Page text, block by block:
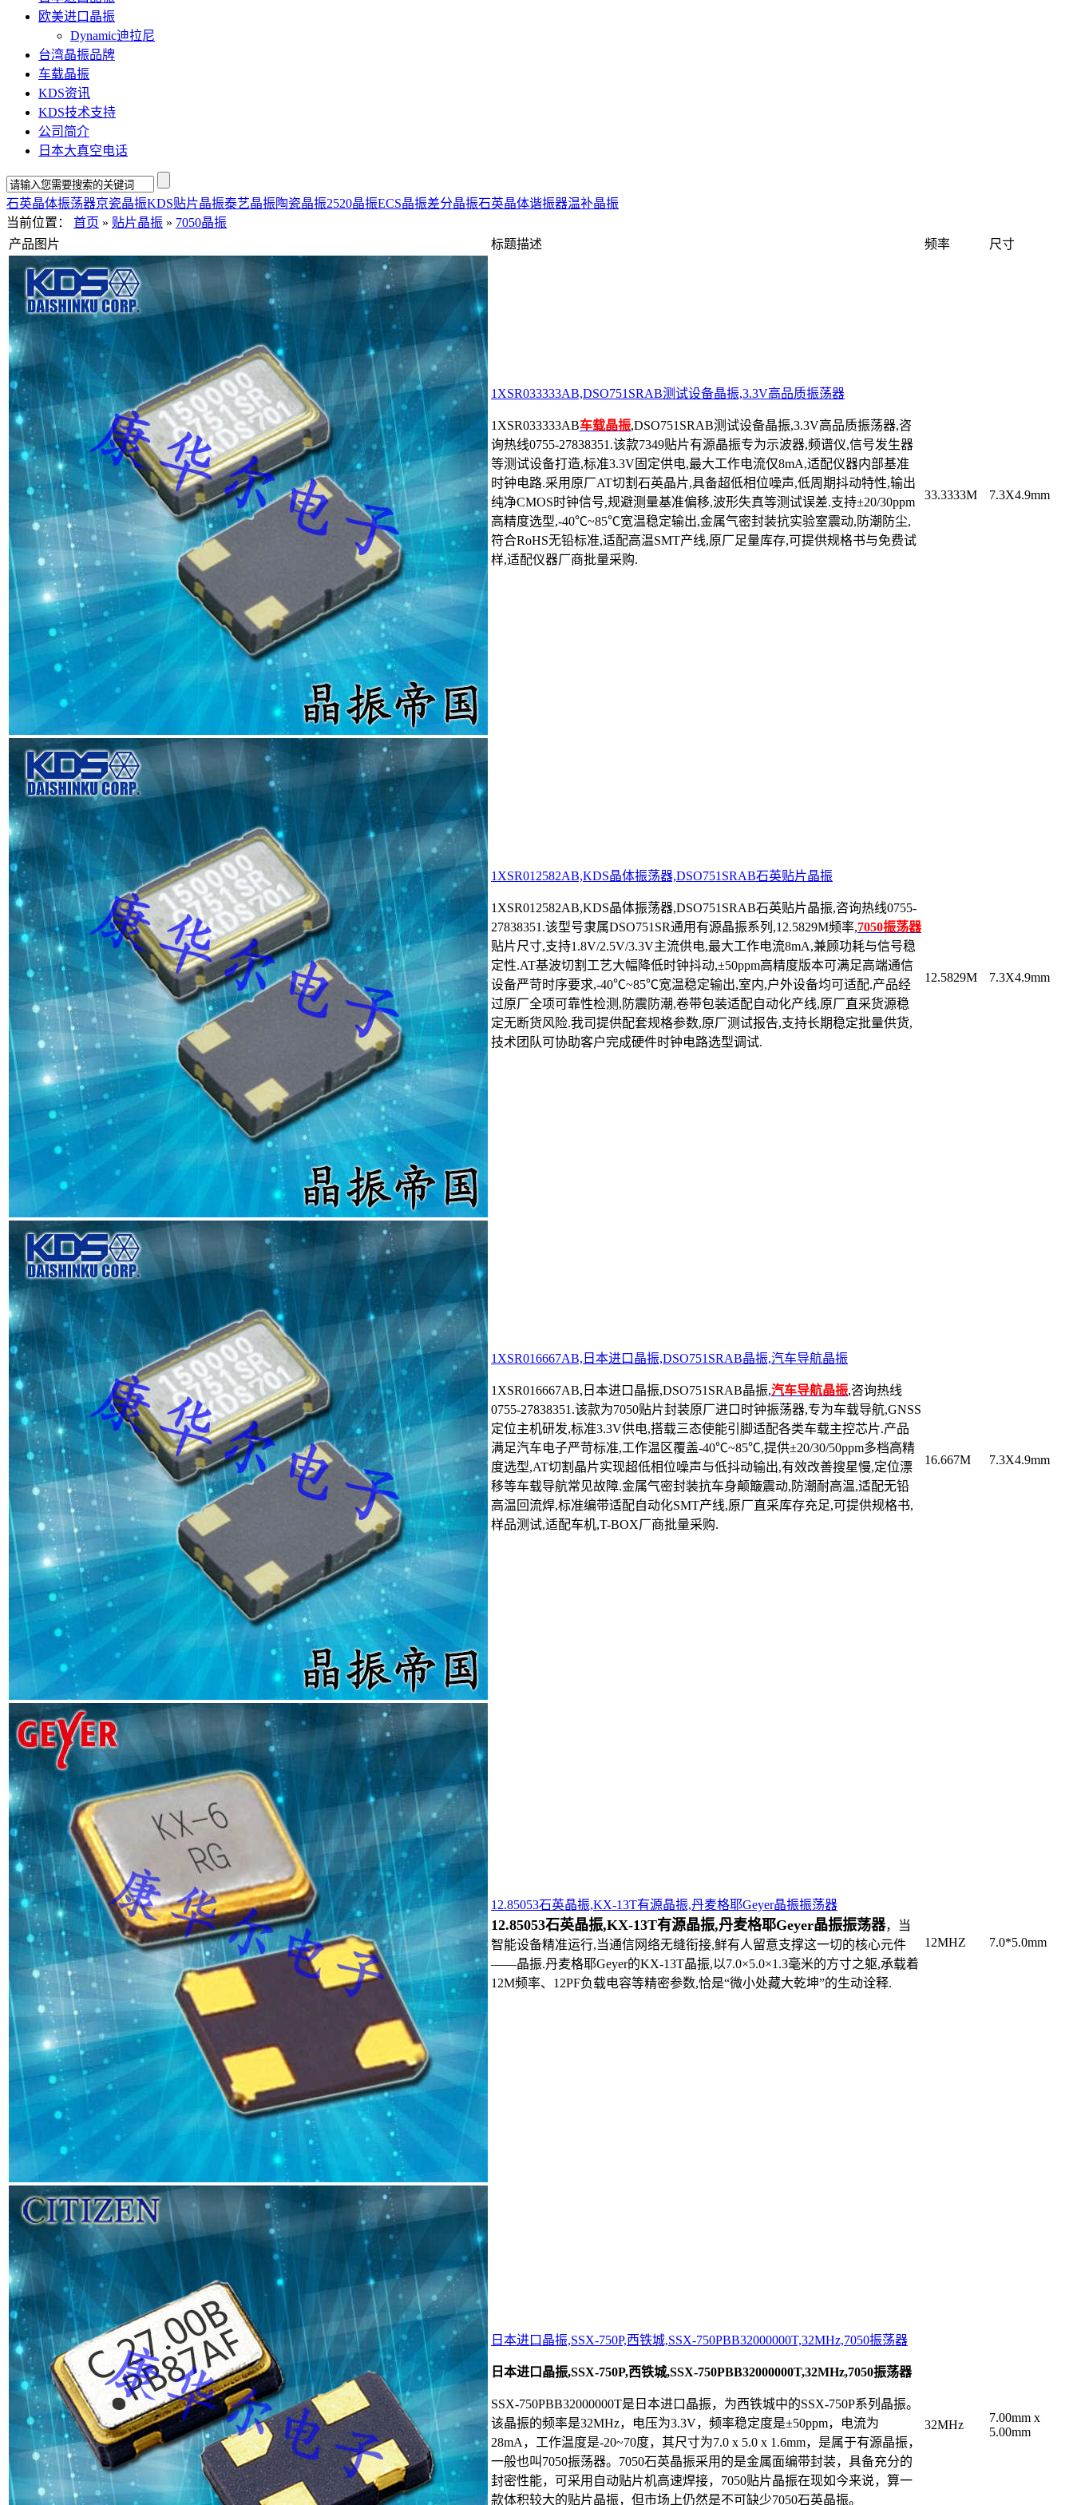
欧美进口晶振
Dynamic迪拉尼
台湾晶振品牌
车载晶振
KDS资讯
KDS技术支持
公司简介
日本大真空电话
石英晶体振荡器京瓷晶振KDS贴片晶振泰艺晶振陶瓷晶振2520晶振ECS晶振差分晶振石英晶体谐振器温补晶振
当前位置：
首页 » 贴片晶振 » 7050晶振
产品图片
标题描述 频率 尺寸
1XSR033333AB,DSO751SRAB测试设备晶振,3.3V高品质振荡器
1XSR033333AB车载晶振,DSO751SRAB测试设备晶振,3.3V高品质振荡器,咨
询热线0755-27838351.该款7349贴片有源晶振专为示波器,频谱仪,信号发生器
等测试设备打造,标准3.3V固定供电,最大工作电流仅8mA,适配仪器内部基准
时钟电路.采用原厂AT切割石英晶片,具备超低相位噪声,低周期抖动特性,输出
纯净CMOS时钟信号,规避测量基准偏移,波形失真等测试误差.支持±20/30ppm
高精度选型,-40℃~85℃宽温稳定输出,金属气密封装抗实验室震动,防潮防尘,
符合RoHS无铅标准,适配高温SMT产线,原厂足量库存,可提供规格书与免费试
样,适配仪器厂商批量采购.
33.3333M 7.3X4.9mm
1XSR012582AB,KDS晶体振荡器,DSO751SRAB石英贴片晶振
1XSR012582AB,KDS晶体振荡器,DSO751SRAB石英贴片晶振,咨询热线0755-
27838351.该型号隶属DSO751SR通用有源晶振系列,12.5829M频率,7050振荡器
贴片尺寸,支持1.8V/2.5V/3.3V主流供电,最大工作电流8mA,兼顾功耗与信号稳
定性.AT基波切割工艺大幅降低时钟抖动,±50ppm高精度版本可满足高端通信
设备严苛时序要求,-40℃~85℃宽温稳定输出,室内,户外设备均可适配.产品经
过原厂全项可靠性检测,防震防潮,卷带包装适配自动化产线,原厂直采货源稳
定无断货风险.我司提供配套规格参数,原厂测试报告,支持长期稳定批量供货,
技术团队可协助客户完成硬件时钟电路选型调试.
12.5829M 7.3X4.9mm
1XSR016667AB,日本进口晶振,DSO751SRAB晶振,汽车导航晶振
1XSR016667AB,日本进口晶振,DSO751SRAB晶振,汽车导航晶振,咨询热线
0755-27838351.该款为7050贴片封装原厂进口时钟振荡器,专为车载导航,GNSS
定位主机研发,标准3.3V供电,搭载三态使能引脚适配各类车载主控芯片.产品
满足汽车电子严苛标准,工作温区覆盖-40℃~85℃,提供±20/30/50ppm多档高精
度选型,AT切割晶片实现超低相位噪声与低抖动输出,有效改善搜星慢,定位漂
移等车载导航常见故障.金属气密封装抗车身颠簸震动,防潮耐高温,适配无铅
高温回流焊,标准编带适配自动化SMT产线,原厂直采库存充足,可提供规格书,
样品测试,适配车机,T-BOX厂商批量采购.
16.667M 7.3X4.9mm
12.85053石英晶振,KX-13T有源晶振,丹麦格耶Geyer晶振振荡器
12.85053石英晶振,KX-13T有源晶振,丹麦格耶Geyer晶振振荡器，当
智能设备精准运行,当通信网络无缝衔接,鲜有人留意支撑这一切的核心元件
——晶振.丹麦格耶Geyer的KX-13T晶振,以7.0×5.0×1.3毫米的方寸之躯,承载着
12M频率、12PF负载电容等精密参数,恰是“微小处藏大乾坤”的生动诠释.
12MHZ 7.0*5.0mm
日本进口晶振,SSX-750P,西铁城,SSX-750PBB32000000T,32MHz,7050振荡器
日本进口晶振,SSX-750P,西铁城,SSX-750PBB32000000T,32MHz,7050振荡器
SSX-750PBB32000000T是日本进口晶振，为西铁城中的SSX-750P系列晶振。
该晶振的频率是32MHz，电压为3.3V， 频率稳定度是±50ppm，电流为
28mA，工作温度是-20~70度，其尺寸为7.0 x 5.0 x 1.6mm，是属于有源晶振，
一般也叫7050振荡器。7050石英晶振采用的是金属面编带封装，具备充分的
封密性能，可采用自动贴片机高速焊接，7050贴片晶振在现如今来说，算一
款体积较大的贴片晶振，但市场上仍然是不可缺少7050石英晶振。
32MHz
7.00mm x
5.00mm